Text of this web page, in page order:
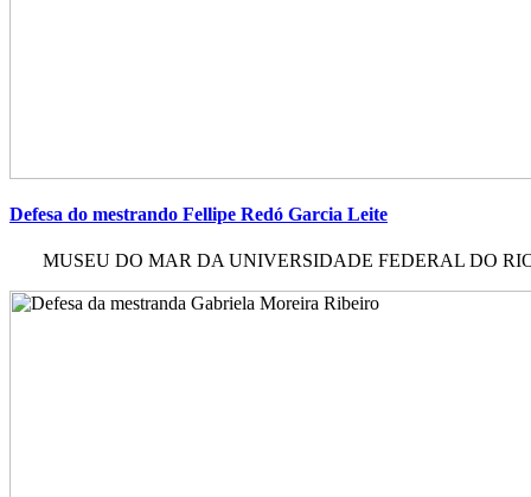
Defesa do mestrando Fellipe Redó Garcia Leite
MUSEU DO MAR DA UNIVERSIDADE FEDERAL DO